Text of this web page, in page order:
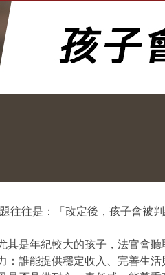
往往是：「改定後，孩子會被
其是年紀較大的孩子，法官會聽
：誰能提供穩定收入、完善生活